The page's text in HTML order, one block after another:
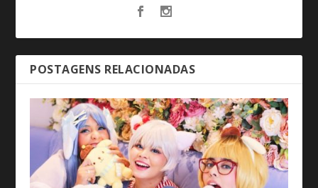
POSTAGENS RELACIONADAS